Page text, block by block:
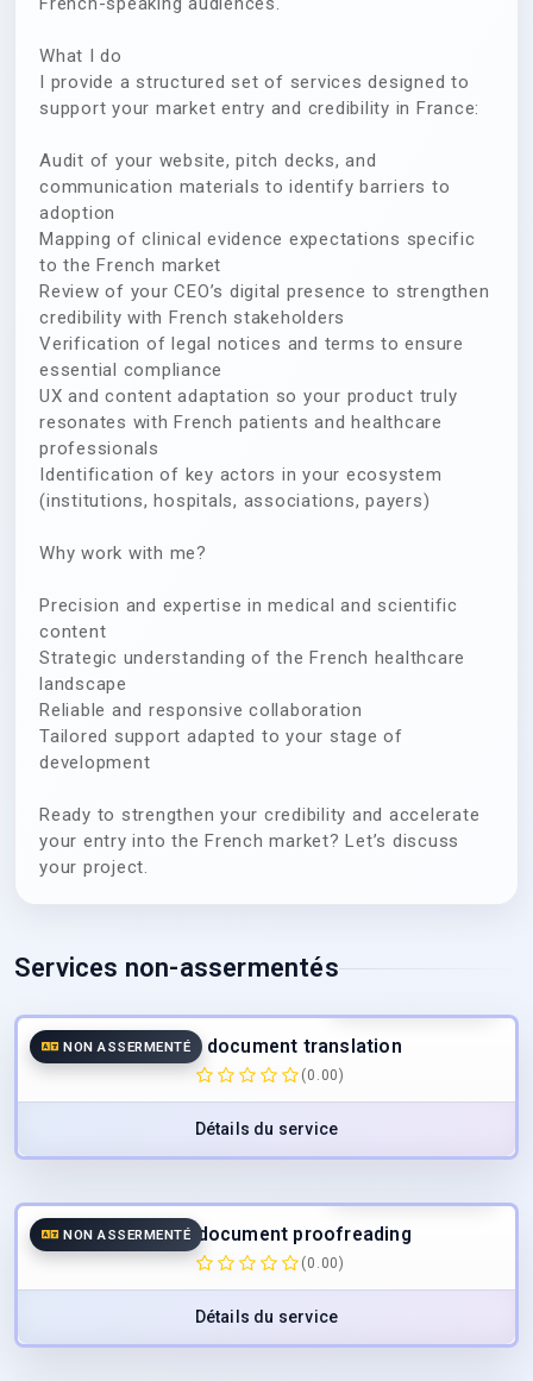
What I do
I provide a structured set of services designed to
support your market entry and credibility in France:
Audit of your website, pitch decks, and
communication materials to identify barriers to
adoption
Mapping of clinical evidence expectations specific
to the French market
Review of your CEO’s digital presence to strengthen
credibility with French stakeholders
Verification of legal notices and terms to ensure
essential compliance
UX and content adaptation so your product truly
resonates with French patients and healthcare
professionals
Identification of key actors in your ecosystem
(institutions, hospitals, associations, payers)
Why work with me?
Precision and expertise in medical and scientific
content
Strategic understanding of the French healthcare
landscape
Reliable and responsive collaboration
Tailored support adapted to your stage of
development
Ready to strengthen your credibility and accelerate
your entry into the French market? Let’s discuss
your project.
Services non-assermentés
NON ASSERMENTÉMedical document translation
(0.00)
Détails du service
NON ASSERMENTÉ
Medical document proofreading
(0.00)
Détails du service